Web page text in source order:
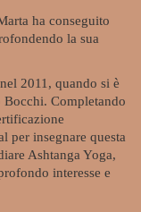
ha conseguito
la sua
2011, quando si è
Bocchi. Completando
per insegnare questa
Ashtanga Yoga,
interesse e